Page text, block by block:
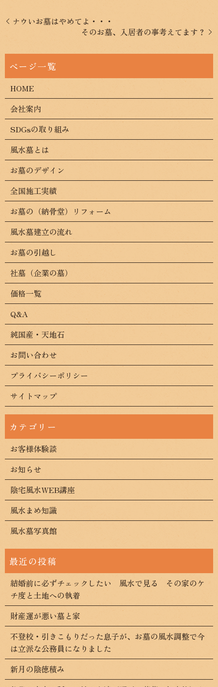
ナウいお墓はやめてよ・・・
そのお墓、入居者の事考えてます？
HOME
会社案内
SDGsの取り組み
風水墓とは
お墓のデザイン
全国施工実績
お墓の（納骨堂）リフォーム
風水墓建立の流れ
お墓の引越し
社墓（企業の墓）
価格一覧
Q&A
純国産・天地石
お問い合わせ
プライバシーポリシー
サイトマップ
お客様体験談
お知らせ
陰宅風水WEB講座
風水まめ知識
風水墓写真館
結婚前に必ずチェックしたい 風水で見る その家のケ
チ度と土地への執着
財産運が悪い墓と家
不登校・引きこもりだった息子が、お墓の風水調整で今
は立派な公務員になりました
新月の陰徳積み